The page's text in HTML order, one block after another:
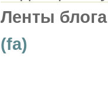
Ленты
(fa)